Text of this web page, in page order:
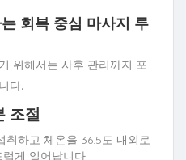
회복 중심 마사지 루
위해서는 사후 관리까지 포
다.
조절
취하고 체온을 36.5도 내외로
게 일어납니다.